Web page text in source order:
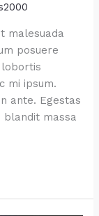
malesuada
posuere
lobortis
mi ipsum.
ante. Egestas
blandit massa